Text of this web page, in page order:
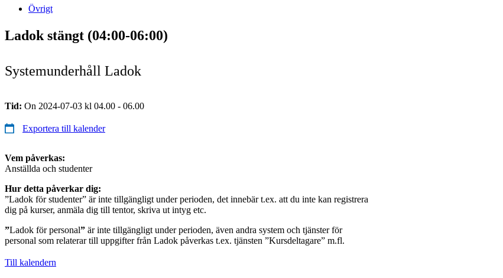
Övrigt
Ladok stängt (04:00-06:00)
Systemunderhåll Ladok
Tid: On 2024-07-03 kl 04.00 - 06.00
Exportera till kalender
Vem påverkas:
Anställda och studenter
Hur detta påverkar dig:
”Ladok för studenter” är inte tillgängligt under perioden, det innebär t.ex. att du inte kan registrera
dig på kurser, anmäla dig till tentor, skriva ut intyg etc.
”Ladok för personal” är inte tillgängligt under perioden, även andra system och tjänster för
personal som relaterar till uppgifter från Ladok påverkas t.ex. tjänsten ”Kursdeltagare” m.fl.
Till kalendern